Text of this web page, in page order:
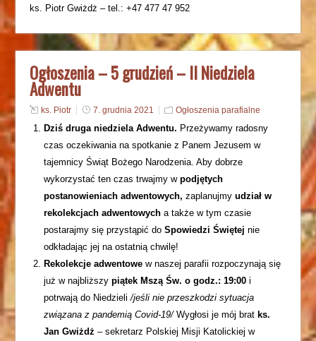
ks. Piotr Gwiżdż – tel.: +47 477 47 952
Ogłoszenia – 5 grudzień – II Niedziela
Adwentu
ks. Piotr 7. grudnia 2021 Ogłoszenia parafialne
Dziś druga niedziela Adwentu. Przeżywamy radosny
czas oczekiwania na spotkanie z Panem Jezusem w
tajemnicy Świąt Bożego Narodzenia. Aby dobrze
wykorzystać ten czas trwajmy wpodjętych
postanowieniach adwentowych, zaplanujmyudział w
rekolekcjach adwentowych a także w tym czasie
postarajmy się przystąpić doSpowiedzi Świętej nie
odkładając jej na ostatnią chwilę!
Rekolekcje adwentowe w naszej parafii rozpoczynają się
już w najbliższypiątek Mszą Św. o godz.: 19:00 i
potrwają do Niedzieli/jeśli nie przeszkodzi sytuacja
związana z pandemią Covid-19/Wygłosi je mój brat ks.
Jan Gwiżdż – sekretarz Polskiej Misji Katolickiej w